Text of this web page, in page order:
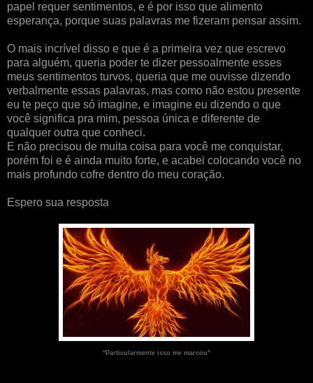
papel requer sentimentos, e é por isso que alimento
esperança, porque suas palavras me fizeram pensar assim.
O mais incrível disso e que é a primeira vez que escrevo
para alguém, queria poder te dizer pessoalmente esses
meus sentimentos turvos, queria que me ouvisse dizendo
verbalmente essas palavras, mas como não estou presente
eu te peço que só imagine, e imagine eu dizendo o que
você significa pra mim, pessoa única e diferente de
qualquer outra que conheci.
E não precisou de muita coisa para você me conquistar,
porém foi e é ainda muito forte, e acabei colocando você no
mais profundo cofre dentro do meu coração.
Espero sua resposta
"Particularmente isso me marcou"